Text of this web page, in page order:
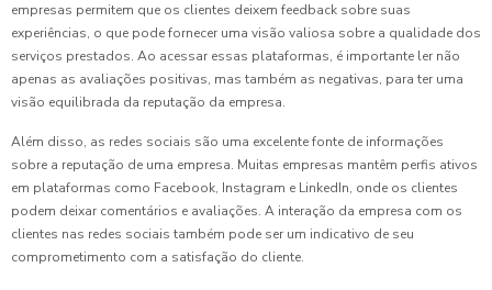
empresas permitem que os clientes deixem feedback sobre suas
experiências, o que pode fornecer uma visão valiosa sobre a qualidade dos
serviços prestados. Ao acessar essas plataformas, é importante ler não
apenas as avaliações positivas, mas também as negativas, para ter uma
visão equilibrada da reputação da empresa.
Além disso, as redes sociais são uma excelente fonte de informações
sobre a reputação de uma empresa. Muitas empresas mantêm perfis ativos
em plataformas como Facebook, Instagram e LinkedIn, onde os clientes
podem deixar comentários e avaliações. A interação da empresa com os
clientes nas redes sociais também pode ser um indicativo de seu
comprometimento com a satisfação do cliente.